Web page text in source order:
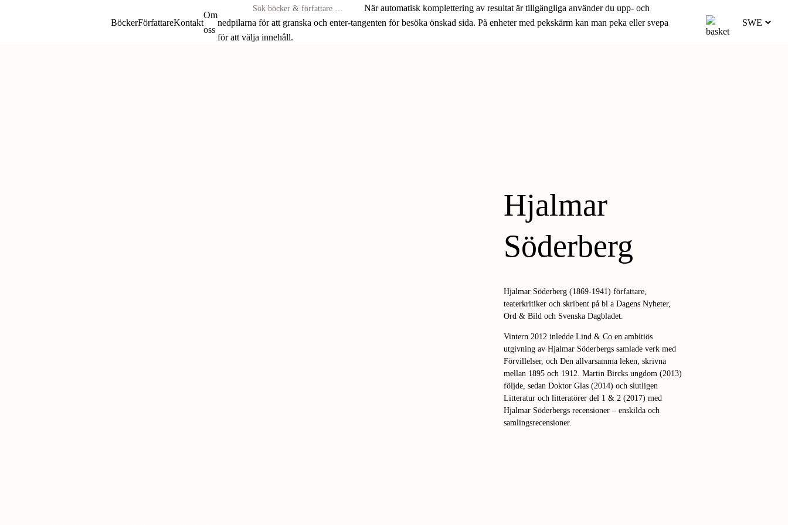
BöckerFörfattareKontakt
Om
oss
böcker
&
När automatisk komplettering av resultat är tillgängliga använder du upp- och
nedpilarna för att granska och enter-tangenten för besöka önskad sida. På enheter med pekskärm kan man peka eller svepa
för att välja innehåll.
Hjalmar
Söderberg
Hjalmar Söderberg (1869-1941) författare,
teaterkritiker och skribent på bl a Dagens Nyheter,
Ord & Bild och Svenska Dagbladet.
Vintern 2012 inledde Lind & Co en ambitiös
utgivning av Hjalmar Söderbergs samlade verk med
Förvillelser, och Den allvarsamma leken, skrivna
mellan 1895 och 1912. Martin Bircks ungdom (2013)
följde, sedan Doktor Glas (2014) och slutligen
Litteratur och litteratörer del 1 & 2 (2017) med
Hjalmar Söderbergs recensioner – enskilda och
samlingsrecensioner.